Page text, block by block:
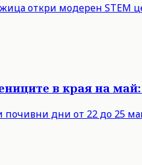
откри модерен STEM
в края на
дни от 22 до 25